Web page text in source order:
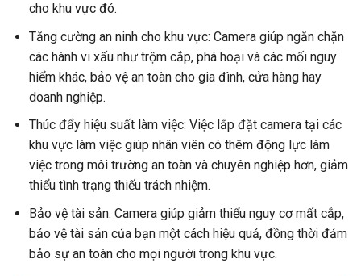
cho khu vực đó.
Tăng cường an ninh cho khu vực: Camera giúp ngăn chặn
các hành vi xấu như trộm cắp, phá hoại và các mối nguy
hiểm khác, bảo vệ an toàn cho gia đình, cửa hàng hay
doanh nghiệp.
Thúc đẩy hiệu suất làm việc: Việc lắp đặt camera tại các
khu vực làm việc giúp nhân viên có thêm động lực làm
việc trong môi trường an toàn và chuyên nghiệp hơn, giảm
thiểu tình trạng thiếu trách nhiệm.
Bảo vệ tài sản: Camera giúp giảm thiểu nguy cơ mất cắp,
bảo vệ tài sản của bạn một cách hiệu quả, đồng thời đảm
bảo sự an toàn cho mọi người trong khu vực.